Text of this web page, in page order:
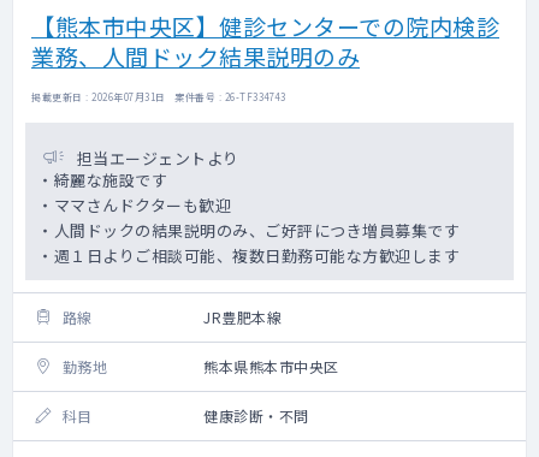
【熊本市中央区】健診センターでの院内検診
業務、人間ドック結果説明のみ
掲載更新日 : 2026年07月31日 案件番号 : 26-TF334743
担当エージェントより
・綺麗な施設です
・ママさんドクターも歓迎
・人間ドックの結果説明のみ、ご好評につき増員募集です
・週１日よりご相談可能、複数日勤務可能な方歓迎します
路線 JR豊肥本線
勤務地 熊本県熊本市中央区
科目 健康診断・不問